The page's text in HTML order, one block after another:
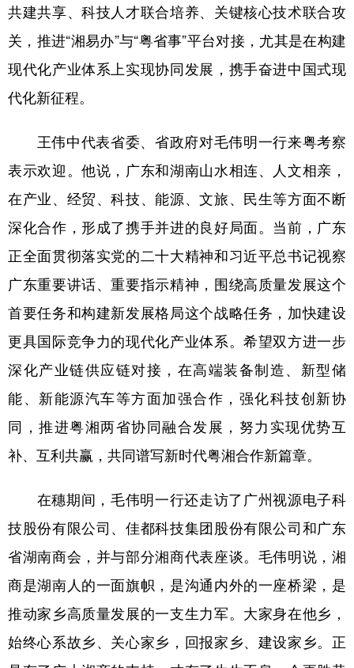
共建共享、科技人才联合培养、关键核心技术联合攻
关，推进“湘易办”与“粤省事”平台对接，尤其是在构建
现代化产业体系上实现协同发展，携手奋进中国式现
代化新征程。
王伟中代表省委、省政府对毛伟明一行来粤考察
表示欢迎。他说，广东和湖南山水相连、人文相亲，
在产业、经贸、科技、能源、文旅、民生等方面不断
深化合作，形成了携手并进的良好局面。当前，广东
正全面贯彻落实党的二十大精神和习近平总书记视察
广东重要讲话、重要指示精神，围绕高质量发展这个
首要任务和构建新发展格局这个战略任务，加快建设
更具国际竞争力的现代化产业体系。希望双方进一步
深化产业链供应链对接，在高端装备制造、新型储
能、新能源汽车等方面加强合作，强化科技创新协
同，推进粤湘两省协同融合发展，努力实现优势互
补、互利共赢，共同谱写新时代粤湘合作新篇章。
在穗期间，毛伟明一行还走访了广州视源电子科
技股份有限公司、佳都科技集团股份有限公司和广东
省湖南商会，并与部分湘商代表座谈。毛伟明说，湘
商是湖南人的一面旗帜，是沟通内外的一座桥梁，是
推动家乡高质量发展的一支生力军。大家身在他乡，
始终心系故乡、关心家乡，回报家乡、建设家乡。正